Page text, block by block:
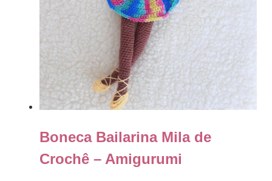
Boneca Bailarina Mila de
Crochê – Amigurumi